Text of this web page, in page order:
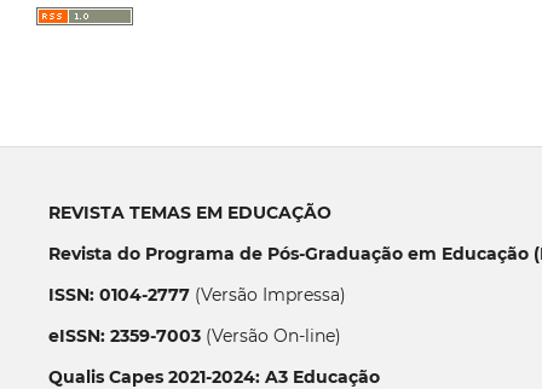
REVISTA TEMAS EM EDUCAÇÃO
Revista do Programa de Pós-Graduação em Educação
ISSN: 0104-2777(Versão Impressa)
eISSN: 2359-7003(Versão On-line)
Qualis Capes 2021-2024: A3 Educação